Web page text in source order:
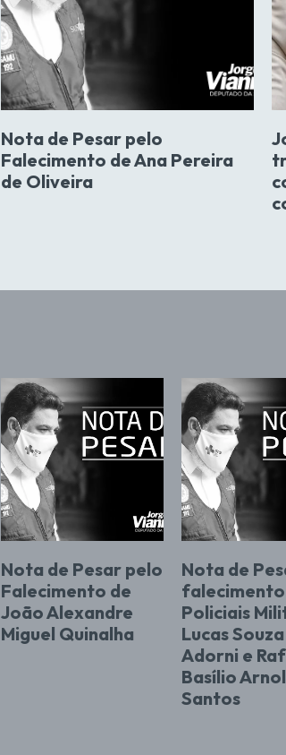
Nota de Pesar pelo
Falecimento de Ana Pereira
de Oliveira
Nota de Pesar pelo
Falecimento de
João Alexandre
Miguel Quinalha
Nota de
Policiais
Lucas
Adorni e
Basílio
Santos